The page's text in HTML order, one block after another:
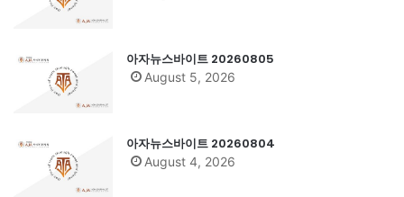
아자뉴스바이트 20260805
August 5, 2026
아자뉴스바이트 20260804
August 4, 2026